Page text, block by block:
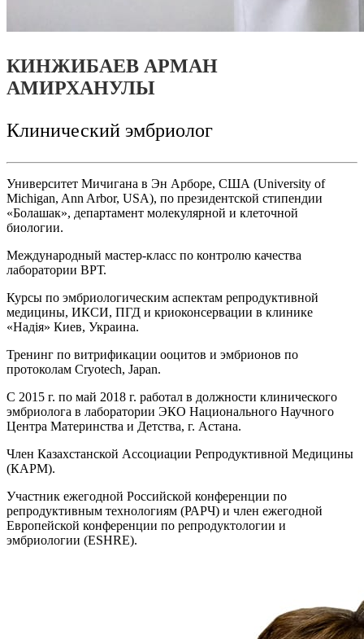
КИНЖИБАЕВ АРМАН
АМИРХАНУЛЫ
Клинический эмбриолог
Университет Мичигана в Эн Арборе, США (University of
Michigan, Ann Arbor, USA), по президентской стипендии
«Болашак», департамент молекулярной и клеточной
биологии.
Международный мастер-класс по контролю качества
лаборатории ВРТ.
Курсы по эмбриологическим аспектам репродуктивной
медицины, ИКСИ, ПГД и криоконсервации в клинике
«Надiя» Киев, Украина.
Тренинг по витрификации ооцитов и эмбрионов по
протоколам Cryotech, Japan.
С 2015 г. по май 2018 г. работал в должности клинического
эмбриолога в лаборатории ЭКО Национального Научного
Центра Материнства и Детства, г. Астана.
Член Казахстанской Ассоциации Репродуктивной Медицины
(КАРМ).
Участник ежегодной Российской конференции по
репродуктивным технологиям (РАРЧ) и член ежегодной
Европейской конференции по репродуктологии и
эмбриологии (ESHRE).